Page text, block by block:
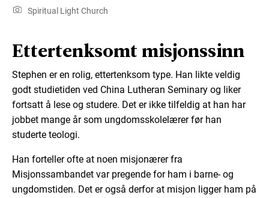
Spiritual Light Church
Ettertenksomt misjonssinn
Stephen er en rolig, ettertenksom type. Han likte veldig
godt studietiden ved China Lutheran Seminary og liker
fortsatt å lese og studere. Det er ikke tilfeldig at han har
jobbet mange år som ungdomsskolelærer før han
studerte teologi.
Han forteller ofte at noen misjonærer fra
Misjonssambandet var pregende for ham i barne- og
ungdomstiden. Det er også derfor at misjon ligger ham på